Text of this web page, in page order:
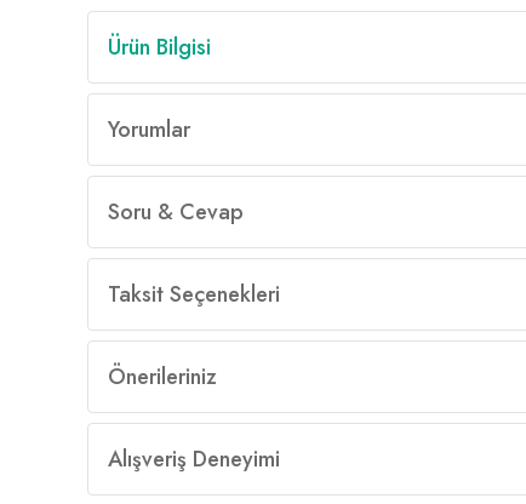
Ürün Bilgisi
Yorumlar
Soru & Cevap
Taksit Seçenekleri
Önerileriniz
Alışveriş Deneyimi